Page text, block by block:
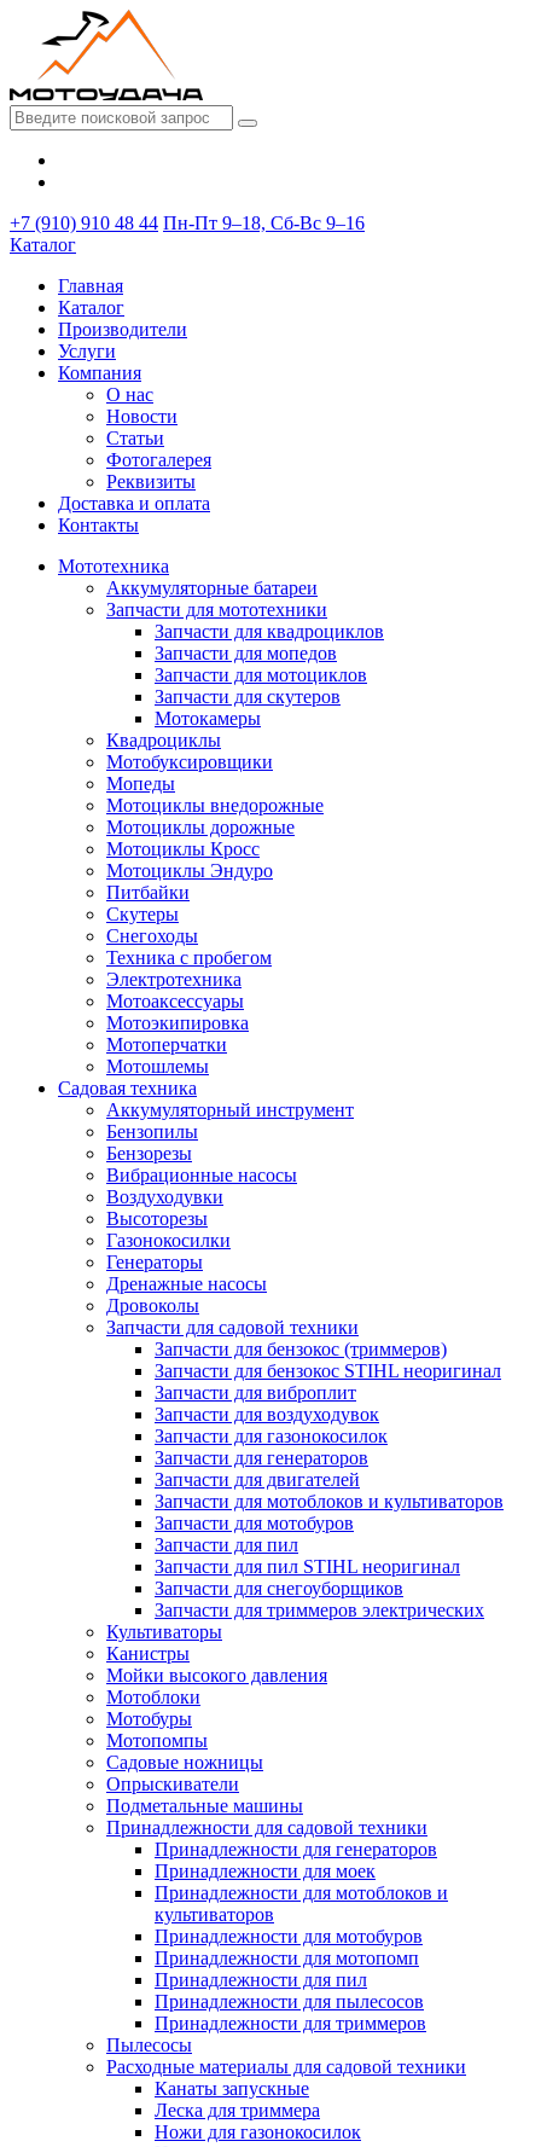
+7 (910) 910 48 44 Пн-Пт 9–18, Сб-Вс 9–16
Каталог
Главная
Каталог
Производители
Услуги
Компания
О нас
Новости
Статьи
Фотогалерея
Реквизиты
Доставка и оплата
Контакты
Мототехника
Аккумуляторные батареи
Запчасти для мототехники
Запчасти для квадроциклов
Запчасти для мопедов
Запчасти для мотоциклов
Запчасти для скутеров
Мотокамеры
Квадроциклы
Мотобуксировщики
Мопеды
Мотоциклы внедорожные
Мотоциклы дорожные
Мотоциклы Кросс
Мотоциклы Эндуро
Питбайки
Скутеры
Снегоходы
Техника с пробегом
Электротехника
Мотоаксессуары
Мотоэкипировка
Мотоперчатки
Мотошлемы
Садовая техника
Аккумуляторный инструмент
Бензопилы
Бензорезы
Вибрационные насосы
Воздуходувки
Высоторезы
Газонокосилки
Генераторы
Дренажные насосы
Дровоколы
Запчасти для садовой техники
Запчасти для бензокос (триммеров)
Запчасти для бензокос STIHL неоригинал
Запчасти для виброплит
Запчасти для воздуходувок
Запчасти для газонокосилок
Запчасти для генераторов
Запчасти для двигателей
Запчасти для мотоблоков и культиваторов
Запчасти для мотобуров
Запчасти для пил
Запчасти для пил STIHL неоригинал
Запчасти для снегоуборщиков
Запчасти для триммеров электрических
Культиваторы
Канистры
Мойки высокого давления
Мотоблоки
Мотобуры
Мотопомпы
Садовые ножницы
Опрыскиватели
Подметальные машины
Принадлежности для садовой техники
Принадлежности для генераторов
Принадлежности для моек
Принадлежности для мотоблоков и
культиваторов
Принадлежности для мотобуров
Принадлежности для мотопомп
Принадлежности для пил
Принадлежности для пылесосов
Принадлежности для триммеров
Пылесосы
Расходные материалы для садовой техники
Канаты запускные
Леска для триммера
Ножи для газонокосилок